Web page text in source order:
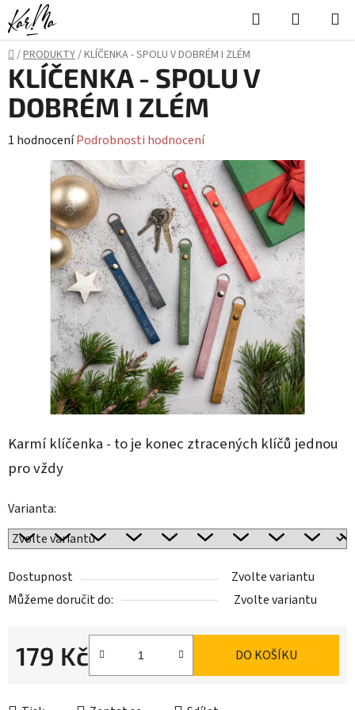
Přejít
na
obsah
Hledat
KOŠÍK
Domů
/PRODUKTY/KLÍČENKA - SPOLU V DOBRÉM I ZLÉM
Karmí klíčenka - to je konec ztracených klíčů jednou
pro vždy
Varianta:
Dostupnost
Zvolte variantu
Můžeme doručit do:
Zvolte variantu
179 Kč DO KOŠÍKU
KLÍČENKA - SPOLU V
DOBRÉM I ZLÉM
Průměrné
hodnocení
produktu
hvězdiček.
1 hodnoceníPodrobnosti hodnocení